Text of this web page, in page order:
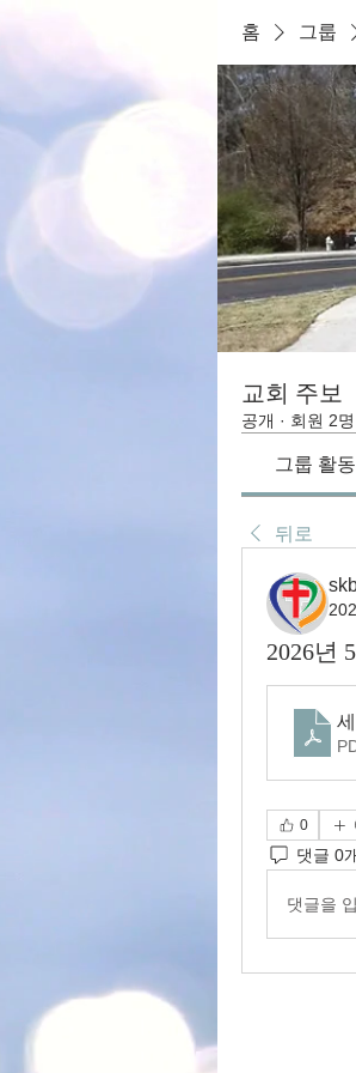
홈 그룹
교회 주보
공개 · 회원 2명
그룹 활동
뒤로
2026년
0
댓글 0
댓글을